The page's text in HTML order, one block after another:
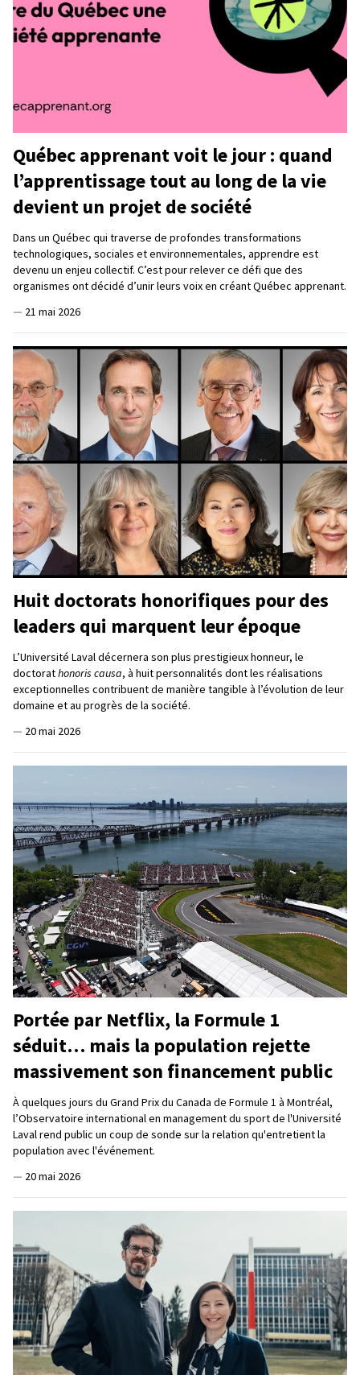
Québec apprenant voit le jour : quand
l’apprentissage tout au long de la vie
devient un projet de société
Dans un Québec qui traverse de profondes transformations
technologiques, sociales et environnementales, apprendre est
devenu un enjeu collectif. C’est pour relever ce défi que des
organismes ont décidé d’unir leurs voix en créant Québec apprenant.
— 21 mai 2026
Huit doctorats honorifiques pour des
leaders qui marquent leur époque
L’Université Laval décernera son plus prestigieux honneur, le
doctorathonoris causa, à huit personnalités dont les réalisations
exceptionnelles contribuent de manière tangible à l’évolution de leur
domaine et au progrès de la société.
— 20 mai 2026
Portée par Netflix, la Formule 1
séduit… mais la population rejette
massivement son financement public
À quelques jours du Grand Prix du Canada de Formule 1 à Montréal,
l’Observatoire international en management du sport de l'Université
Laval rend public un coup de sonde sur la relation qu'entretient la
population avec l'événement.
— 20 mai 2026